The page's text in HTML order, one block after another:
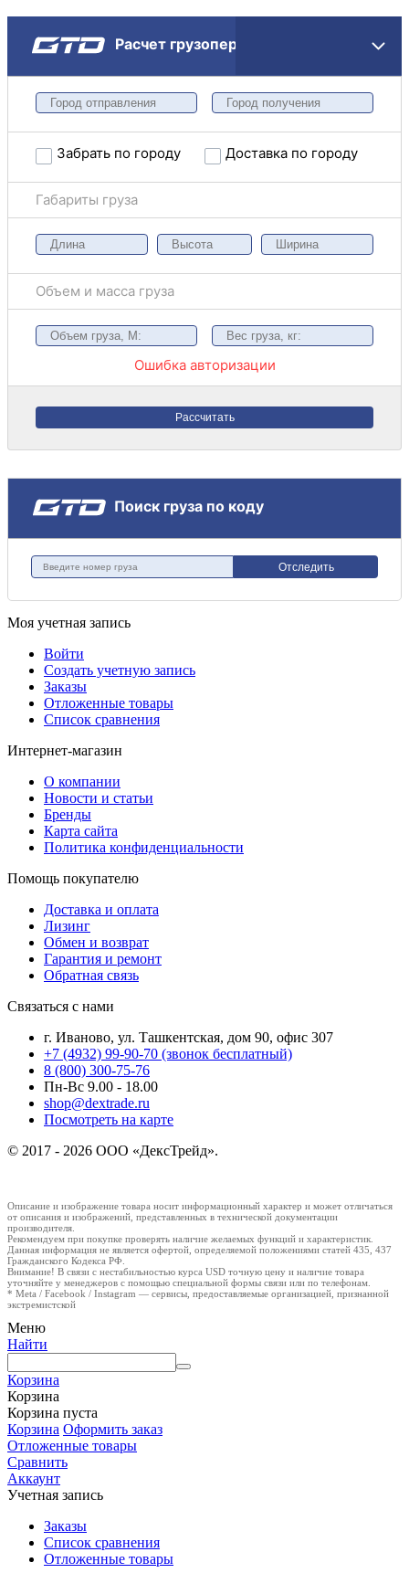
Расчет грузоперевозки
Забрать по городу Доставка по городу
Габариты груза
Объем и масса груза
Ошибка авторизации
Рассчитать
Поиск груза по коду
Отследить
Моя учетная запись
Войти
Создать учетную запись
Заказы
Отложенные товары
Список сравнения
Интернет-магазин
О компании
Новости и статьи
Бренды
Карта сайта
Политика конфиденциальности
Помощь покупателю
Доставка и оплата
Лизинг
Обмен и возврат
Гарантия и ремонт
Обратная связь
Связаться с нами
г. Иваново, ул. Ташкентская, дом 90, офис 307
+7 (4932) 99-90-70 (звонок бесплатный)
8 (800) 300-75-76
Пн-Вс 9.00 - 18.00
shop@dextrade.ru
Посмотреть на карте
© 2017 - 2026 ООО «ДексТрейд».
Описание и изображение товара носит информационный характер и может отличаться
от описания и изображений, представленных в технической документации
производителя.
Рекомендуем при покупке проверять наличие желаемых функций и характеристик.
Данная информация не является офертой, определяемой положениями статей 435, 437
Гражданского Кодекса РФ.
Внимание! В связи с нестабильностью курса USD точную цену и наличие товара
уточняйте у менеджеров с помощью специальной формы связи или по телефонам.
* Meta / Facebook / Instagram — сервисы, предоставляемые организацией, признанной
экстремистской
Меню
Найти
Корзина
Корзина
Корзина пуста
Корзина Оформить заказ
Отложенные товары
Сравнить
Аккаунт
Учетная запись
Заказы
Список сравнения
Отложенные товары